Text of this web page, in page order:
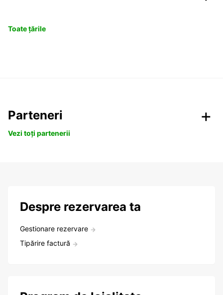
Toate țările
Parteneri
Vezi toți partenerii
Despre rezervarea ta
Gestionare rezervare
Tipărire factură